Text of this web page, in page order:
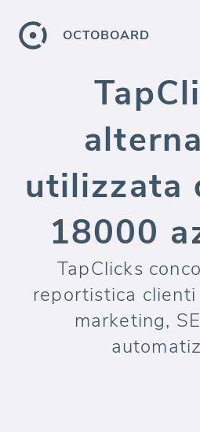
OCTOBOARD
utilizzata
18000
TapClicks
reportistica
marketing,